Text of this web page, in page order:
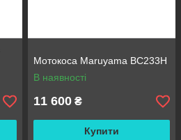
Мотокоса Maruyama BC233H
В наявності
11 600 ₴
Купити